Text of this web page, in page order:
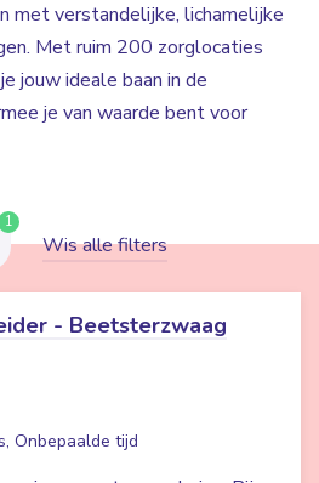
met verstandelijke, lichamelijke
Met ruim 200 zorglocaties
jouw ideale baan in de
je van waarde bent voor
1
Wis alle filters
- Beetsterzwaag
Onbepaalde tijd